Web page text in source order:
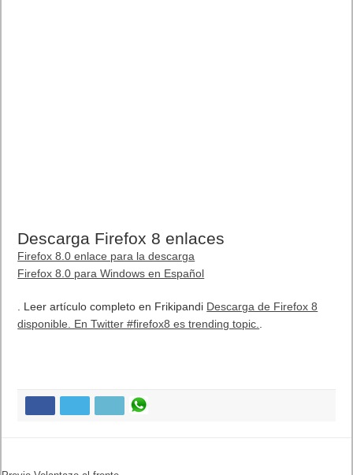
Descarga Firefox 8 enlaces
Firefox 8.0 para Windows en Español